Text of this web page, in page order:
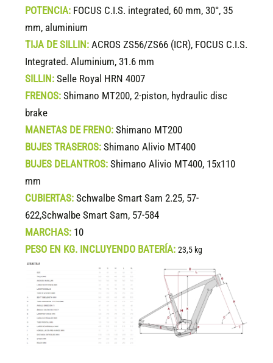
POTENCIA: FOCUS C.I.S. integrated, 60 mm, 30°, 35
mm, aluminium
TIJA DE SILLIN: ACROS ZS56/ZS66 (ICR), FOCUS C.I.S.
Integrated. Aluminium, 31.6 mm
SILLIN: Selle Royal HRN 4007
FRENOS: Shimano MT200, 2-piston, hydraulic disc
brake
MANETAS DE FRENO: Shimano MT200
BUJES TRASEROS: Shimano Alivio MT400
BUJES DELANTROS: Shimano Alivio MT400, 15x110
mm
CUBIERTAS: Schwalbe Smart Sam 2.25, 57-
622,Schwalbe Smart Sam, 57-584
MARCHAS: 10
PESO EN KG. INCLUYENDO BATERÍA: 23,5 kg